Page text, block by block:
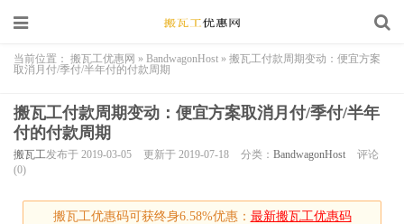
当前位置： 搬瓦工优惠网 » BandwagonHost » 搬瓦工付款周期变动：便宜方案
取消月付/季付/半年付的付款周期
搬瓦工付款周期变动：便宜方案取消月付/季付/半年
付的付款周期
搬瓦工发布于 2019-03-05 更新于 2019-07-18 分类： BandwagonHost
评论
(0)
搬瓦工优惠码可获终身6.58%优惠： 最新搬瓦工优惠码